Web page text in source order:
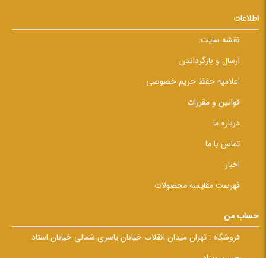
اطلاعات
نقشه سایت
ارسال و بازگرداندن
اعلامیه حفظ حریم خصوصی
قوانین و مقررات
درباره ما
تماس با ما
اخبار
فهرست مقایسه محصولات
حساب من
فروشگاه : تهران میدان انقلاب خیابان یاسری شمالی خیابان استاد